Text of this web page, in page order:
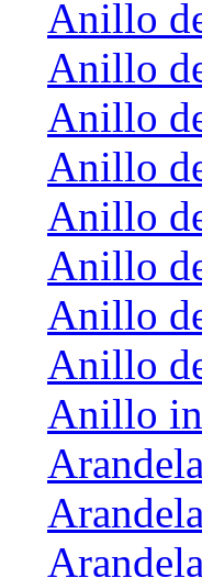
Anillo
Anillo
Anillo
Anillo
Anillo
Anillo
Anillo
Anillo
Anillo